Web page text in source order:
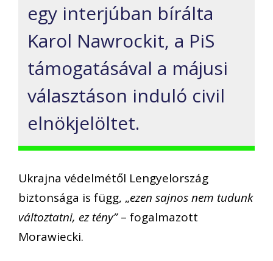
egy interjúban bírálta
Karol Nawrockit, a PiS
támogatásával a májusi
választáson induló civil
elnökjelöltet.
Ukrajna védelmétől Lengyelország
biztonsága is függ, „ezen sajnos nem tudunk
változtatni, ez tény”– fogalmazott
Morawiecki.